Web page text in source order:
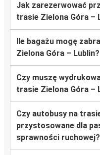
Jak zarezerwować
trasie Zielona Góra –
Ile bagażu mogę
Zielona Góra – Lublin?
Czy muszę
trasie Zielona Góra –
Czy autobusy na
przystosowane dla
sprawności ruchowej?